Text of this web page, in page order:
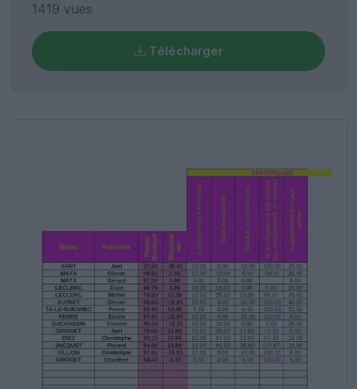
1419 vues
Télécharger